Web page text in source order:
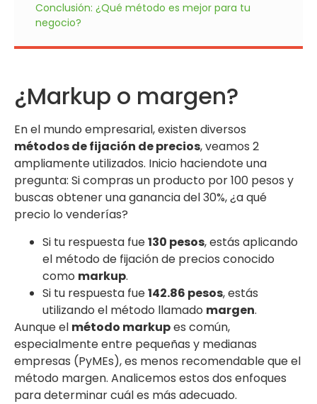
Conclusión: ¿Qué método es mejor para tu
negocio?
¿Markup o margen?
En el mundo empresarial, existen diversos
métodos de fijación de precios, veamos 2
ampliamente utilizados. Inicio haciendote una
pregunta: Si compras un producto por 100 pesos y
buscas obtener una ganancia del 30%, ¿a qué
precio lo venderías?
Si tu respuesta fue130 pesos, estás aplicando
el método de fijación de precios conocido
como markup.
Si tu respuesta fue142.86 pesos, estás
utilizando el método llamado margen.
Aunque el método markupes común,
especialmente entre pequeñas y medianas
empresas (PyMEs), es menos recomendable que el
método margen. Analicemos estos dos enfoques
para determinar cuál es más adecuado.